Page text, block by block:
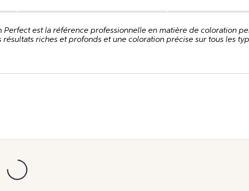
Perfect est la référence professionnelle en matière de coloration
riches et profonds et une coloration précise sur tous les